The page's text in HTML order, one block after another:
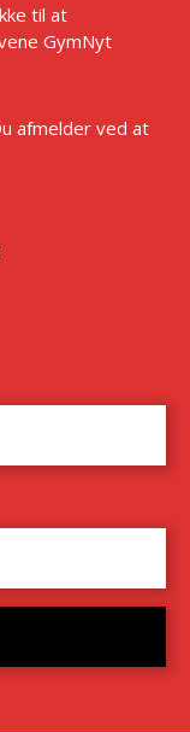
til at
GymNyt
afmelder ved at